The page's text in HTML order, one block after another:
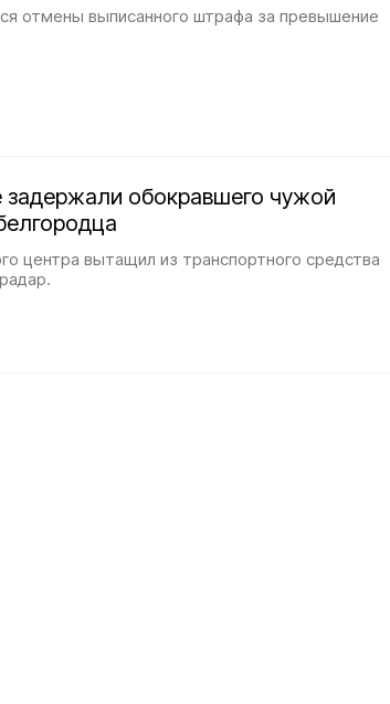
отмены выписанного штрафа за превышение
задержали обокравшего чужой
центра вытащил из транспортного средства